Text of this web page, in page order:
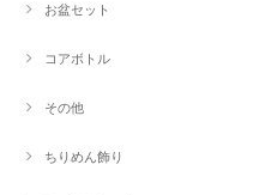
お盆セット
コアボトル
その他
ちりめん飾り